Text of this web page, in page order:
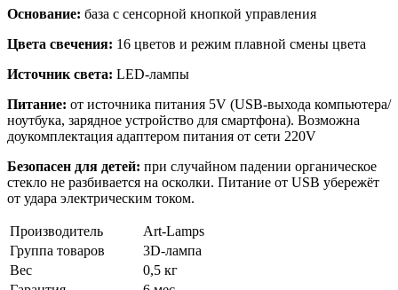
Основание: база с сенсорной кнопкой управления
Цвета свечения: 16 цветов и режим плавной смены цвета
Источник света: LED-лампы
Питание: от источника питания 5V (USB-выхода компьютера/
ноутбука, зарядное устройство для смартфона). Возможна
доукомплектация адаптером питания от сети 220V
Безопасен для детей: при случайном падении органическое
стекло не разбивается на осколки. Питание от USB убережёт
от удара электрическим током.
Производитель
Art-Lamps
Группа товаров
3D-лампа
Вес
0,5 кг